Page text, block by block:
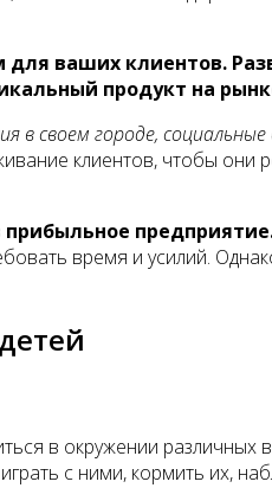
для ваших клиентов.
продукт на
в своем городе,
клиентов, чтобы
время и усилий.
в окружении различных
с ними, кормить их,